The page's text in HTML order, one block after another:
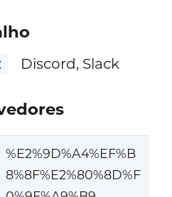
Discord, Slack
%E2%9D%A4%EF%B
8%8F%E2%80%8D%F